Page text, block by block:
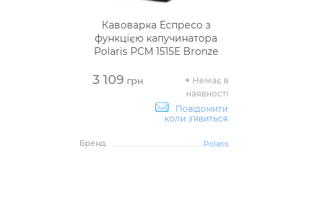
Кавоварка Еспресо з
функцією капучинатора
Polaris PCM 1515E Bronze
3 109грн
Немає в
наявності
Повідомити
коли з'явиться
Бренд: Polaris